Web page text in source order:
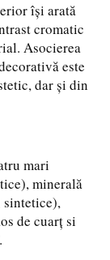
își arată
cromatic
Asocierea
este
dar și din
mari
minerală
sintetice),
de cuarț si